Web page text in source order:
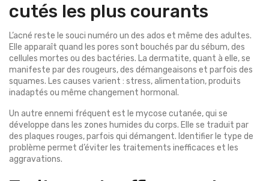
cutés les plus courants
L’acné reste le souci numéro un des ados et même des adultes.
Elle apparaît quand les pores sont bouchés par du sébum, des
cellules mortes ou des bactéries. La dermatite, quant à elle, se
manifeste par des rougeurs, des démangeaisons et parfois des
squames. Les causes varient : stress, alimentation, produits
inadaptés ou même changement hormonal.
Un autre ennemi fréquent est le mycose cutanée, qui se
développe dans les zones humides du corps. Elle se traduit par
des plaques rouges, parfois qui démangent. Identifier le type de
problème permet d’éviter les traitements inefficaces et les
aggravations.